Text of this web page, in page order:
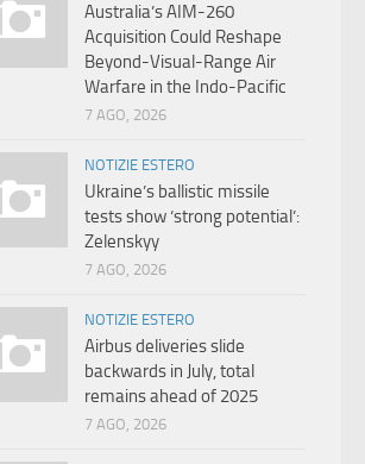
Australia’s AIM-260
Acquisition Could Reshape
Beyond-Visual-Range Air
Warfare in the Indo-Pacific
7 AGO, 2026
NOTIZIE ESTERO
Ukraine’s ballistic missile
tests show ‘strong potential’:
Zelenskyy
7 AGO, 2026
NOTIZIE ESTERO
Airbus deliveries slide
backwards in July, total
remains ahead of 2025
7 AGO, 2026